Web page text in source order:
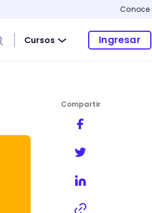
Conoce
Cursos Ingresar
Compartir